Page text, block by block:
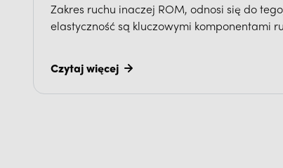
Zakres ruchu inaczej ROM, odnosi się do
elastyczność są kluczowymi komponentami
Czytaj więcej